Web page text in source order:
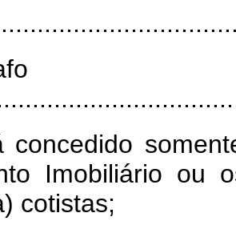
concedido
Imobiliário ou
cotistas;